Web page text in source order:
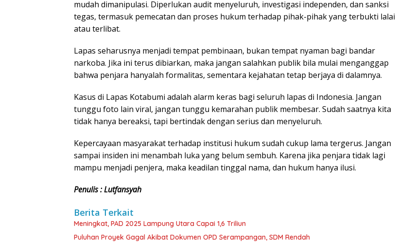
mudah dimanipulasi. Diperlukan audit menyeluruh, investigasi independen, dan sanksi
tegas, termasuk pemecatan dan proses hukum terhadap pihak-pihak yang terbukti lalai
atau terlibat.
Lapas seharusnya menjadi tempat pembinaan, bukan tempat nyaman bagi bandar
narkoba. Jika ini terus dibiarkan, maka jangan salahkan publik bila mulai menganggap
bahwa penjara hanyalah formalitas, sementara kejahatan tetap berjaya di dalamnya.
Kasus di Lapas Kotabumi adalah alarm keras bagi seluruh lapas di Indonesia. Jangan
tunggu foto lain viral, jangan tunggu kemarahan publik membesar. Sudah saatnya kita
tidak hanya bereaksi, tapi bertindak dengan serius dan menyeluruh.
Kepercayaan masyarakat terhadap institusi hukum sudah cukup lama tergerus. Jangan
sampai insiden ini menambah luka yang belum sembuh. Karena jika penjara tidak lagi
mampu menjadi penjera, maka keadilan tinggal nama, dan hukum hanya ilusi.
Penulis : Lutfansyah
Berita Terkait
Meningkat, PAD 2025 Lampung Utara Capai 1,6 Triliun
Puluhan Proyek Gagal Akibat Dokumen OPD Serampangan, SDM Rendah